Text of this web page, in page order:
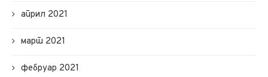
април 2021
март 2021
фебруар 2021